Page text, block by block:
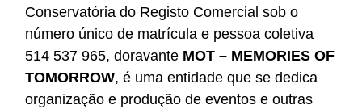
Conservatória do Registo Comercial sob o
número único de matrícula e pessoa coletiva
514 537 965, doravante MOT – MEMORIES OF
TOMORROW, é uma entidade que se dedica
organização e produção de eventos e outras